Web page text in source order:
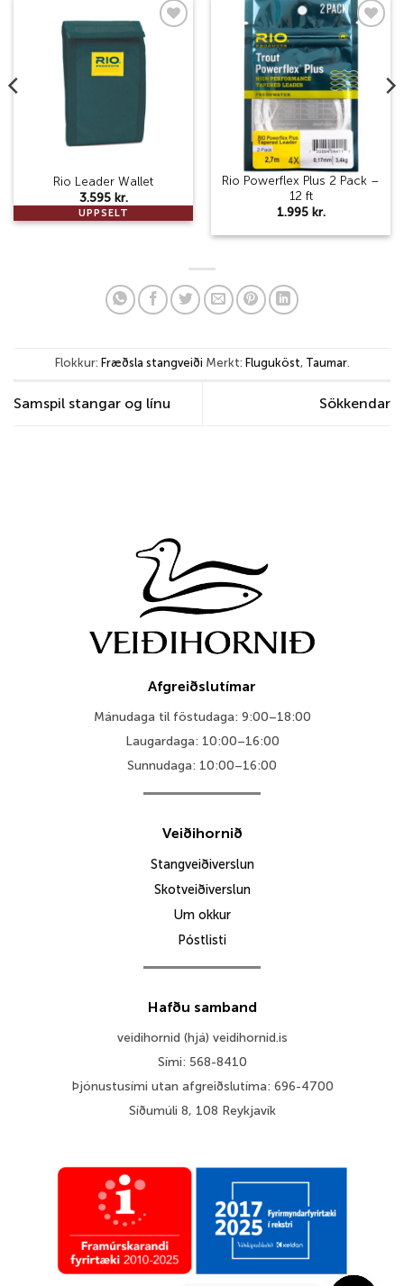
UPPSELT
Rio Leader Wallet
3.595 kr.
Add to
wishlist
Rio Powerflex Plus 2 Pack –
12 ft
1.995 kr.
Flokkur: Fræðsla stangveiði Merkt: Fluguköst, Taumar.
Samspil stangar og línu Sökkendar
Afgreiðslutímar
Mánudaga til föstudaga: 9:00–18:00
Laugardaga: 10:00–16:00
Sunnudaga: 10:00–16:00
Veiðihornið
Stangveiðiverslun
Skotveiðiverslun
Um okkur
Póstlisti
Hafðu samband
veidihornid (hjá) veidihornid.is
Sími: 568-8410
Þjónustusími utan afgreiðslutíma: 696-4700
Síðumúli 8, 108 Reykjavík